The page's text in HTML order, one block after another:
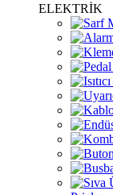
ELEKTRİK